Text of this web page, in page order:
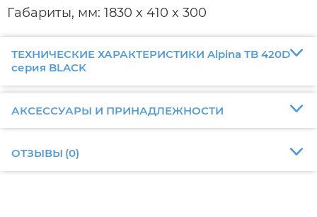
Габариты, мм: 1830 x 410 x 300
ТЕХНИЧЕСКИЕ ХАРАКТЕРИСТИКИ Alpina TB 420D
серия BLACK
АКСЕССУАРЫ И ПРИНАДЛЕЖНОСТИ
ОТЗЫВЫ (0)